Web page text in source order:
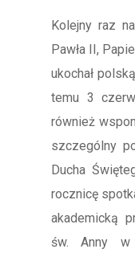
Kolejny raz
Pawła II,
ukochał
temu 3
również
szczególny
Ducha
rocznicę
akademicką
św. Anny w